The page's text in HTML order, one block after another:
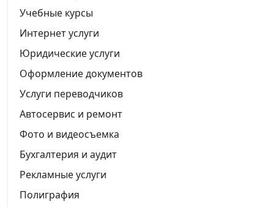
Учебные курсы
Интернет услуги
Юридические услуги
Оформление документов
Услуги переводчиков
Автосервис и ремонт
Фото и видеосъемка
Бухгалтерия и аудит
Рекламные услуги
Полиграфия